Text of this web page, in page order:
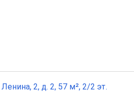
2, д. 2, 57 м², 2/2 эт.